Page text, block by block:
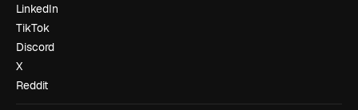
LinkedIn
TikTok
Discord
X
Reddit